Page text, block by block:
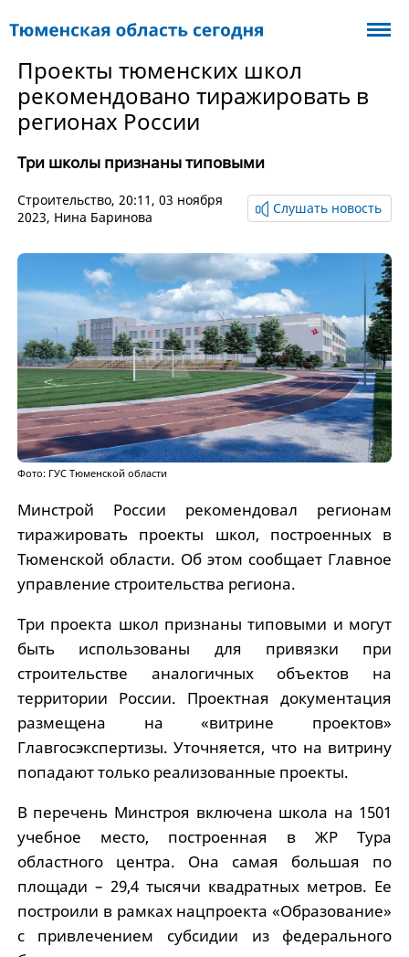
Проекты тюменских школ
рекомендовано тиражировать в
регионах России
Три школы признаны типовыми
Cтроительство, 20:11, 03 ноября
2023, Нина Баринова
Слушать новость
Фото: ГУС Тюменской области
Минстрой России рекомендовал регионам
тиражировать проекты школ, построенных в
Тюменской области. Об этом сообщает Главное
управление строительства региона.
Три проекта школ признаны типовыми и могут
быть использованы для привязки при
строительстве аналогичных объектов на
территории России. Проектная документация
размещена на «витрине проектов»
Главгосэкспертизы. Уточняется, что на витрину
попадают только реализованные проекты.
В перечень Минстроя включена школа на 1501
учебное место, построенная в ЖР Тура
областного центра. Она самая большая по
площади – 29,4 тысячи квадратных метров. Ее
построили в рамках нацпроекта «Образование»
с привлечением субсидии из федерального